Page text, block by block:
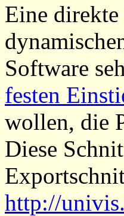
Eine
Software
festen
wollen, die
Diese
http://